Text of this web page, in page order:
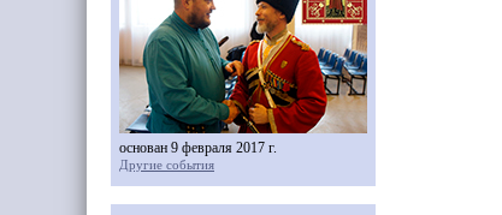
основан 9 февраля 2017 г.
Другие события